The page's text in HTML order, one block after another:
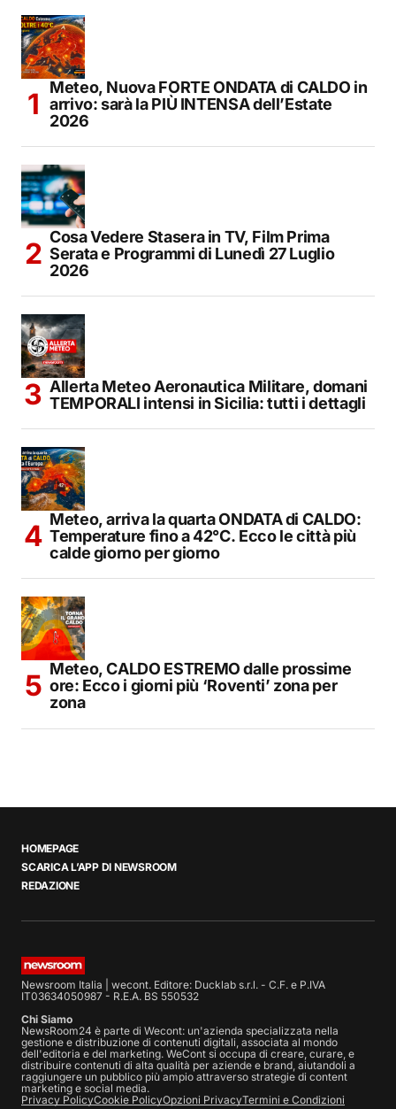
Meteo, Nuova FORTE ONDATA di CALDO in
arrivo: sarà la PIÙ INTENSA dell’Estate
2026
Cosa Vedere Stasera in TV, Film Prima
Serata e Programmi di Lunedì 27 Luglio
2026
Allerta Meteo Aeronautica Militare, domani
TEMPORALI intensi in Sicilia: tutti i dettagli
Meteo, arriva la quarta ONDATA di CALDO:
Temperature fino a 42°C. Ecco le città più
calde giorno per giorno
Meteo, CALDO ESTREMO dalle prossime
ore: Ecco i giorni più ‘Roventi’ zona per
zona
HOMEPAGE
SCARICA L’APP DI NEWSROOM
REDAZIONE
Newsroom Italia | wecont. Editore: Ducklab s.r.l. - C.F. e P.IVA
IT03634050987 - R.E.A. BS 550532
Chi Siamo
NewsRoom24 è parte di Wecont: un'azienda specializzata nella
gestione e distribuzione di contenuti digitali, associata al mondo
dell'editoria e del marketing. WeCont si occupa di creare, curare, e
distribuire contenuti di alta qualità per aziende e brand, aiutandoli a
raggiungere un pubblico più ampio attraverso strategie di content
marketing e social media.
Privacy PolicyCookie PolicyOpzioni PrivacyTermini e Condizioni